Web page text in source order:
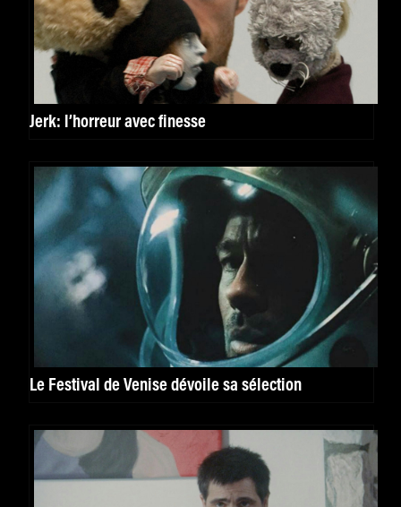
Jerk: l’horreur avec finesse
Le Festival de Venise dévoile sa sélection